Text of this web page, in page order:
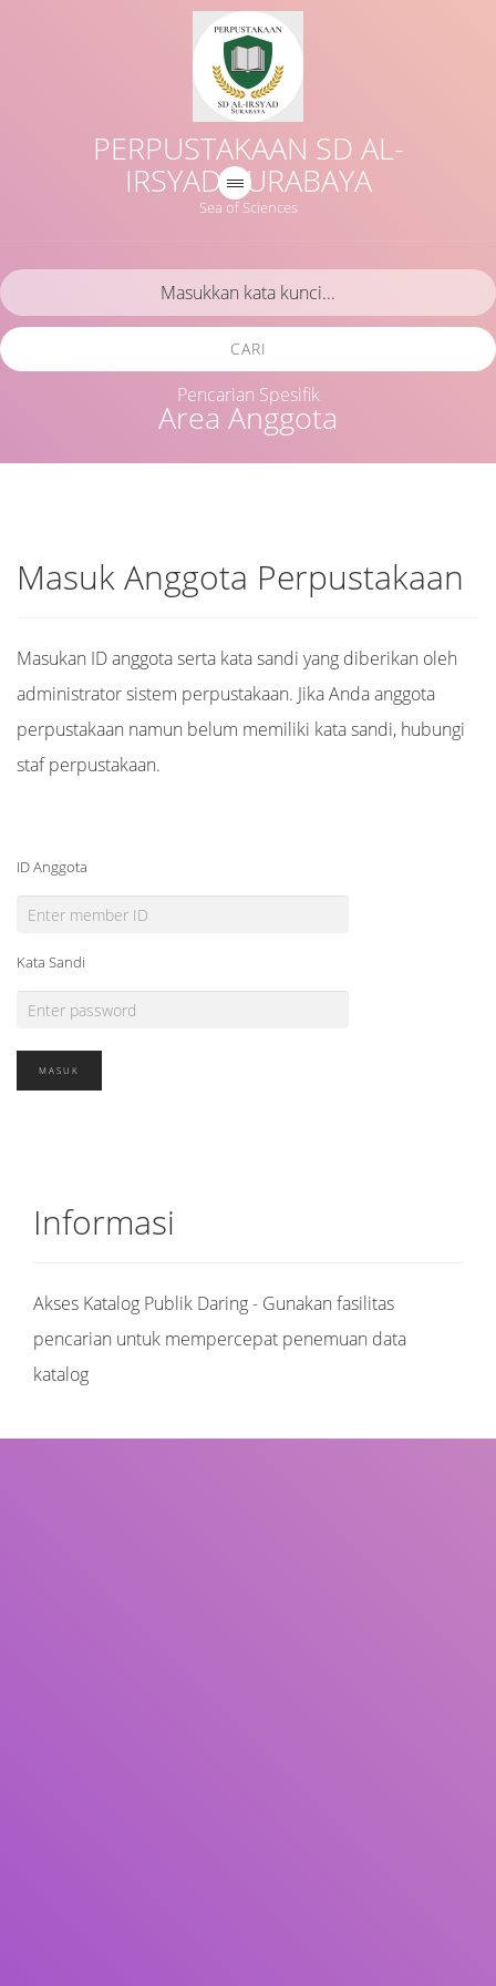
PERPUSTAKAAN SD AL-
IRSYAD SURABAYA
Sea of Sciences
Area Anggota
CARI
Pencarian Spesifik
Masuk Anggota Perpustakaan
Masukan ID anggota serta kata sandi yang diberikan oleh
administrator sistem perpustakaan. Jika Anda anggota
perpustakaan namun belum memiliki kata sandi, hubungi
staf perpustakaan.
ID Anggota
Kata Sandi
Informasi
Akses Katalog Publik Daring - Gunakan fasilitas
pencarian untuk mempercepat penemuan data
katalog